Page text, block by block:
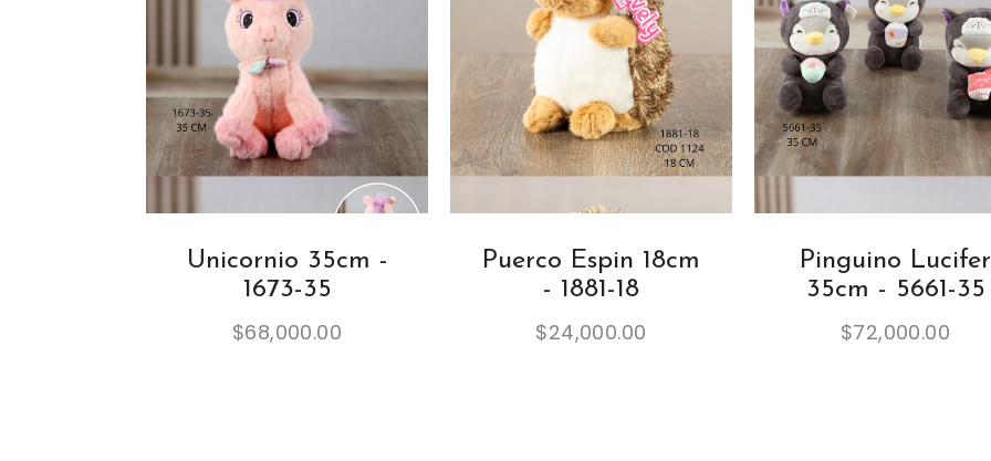
Unicornio 35cm -
1673-35
$68,000.00
Puerco Espin 18cm
- 1881-18
$24,000.00
Pinguino Lucifer
35cm - 5661-35
$72,000.00